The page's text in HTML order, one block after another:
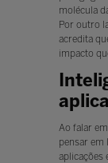
molécula
Por outro
acredita
impacto
Ao falar
pensar em
aplicações